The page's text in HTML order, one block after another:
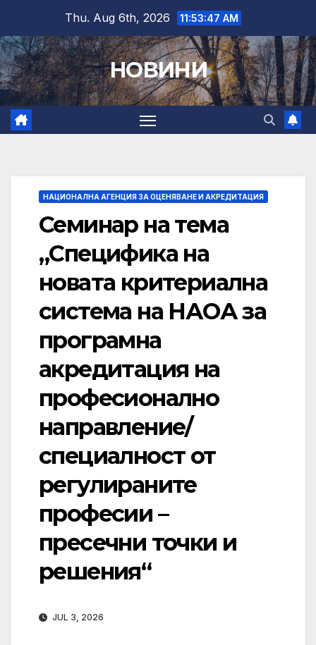
content
Thu. Aug 6th, 2026 11:53:49 AM
НОВИНИ
НАЦИОНАЛНА АГЕНЦИЯ ЗА ОЦЕНЯВАНЕ И АКРЕДИТАЦИЯ
Семинар на тема
„Специфика на
новата критериална
система на НАОА за
програмна
акредитация на
професионално
направление/
специалност от
регулираните
професии –
пресечни точки и
решения“
JUL 3, 2026